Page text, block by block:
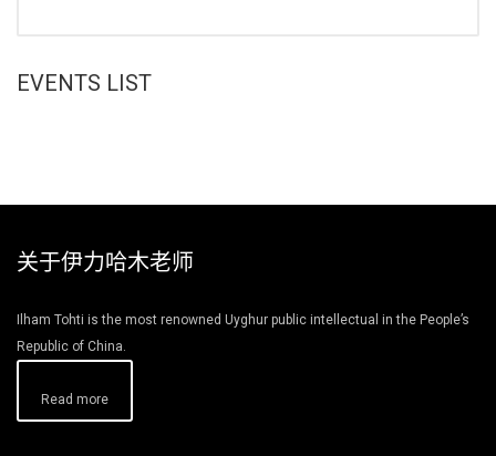
EVENTS LIST
关于伊力哈木老师
Ilham Tohti is the most renowned Uyghur public intellectual in the People’s
Republic of China.
Read more